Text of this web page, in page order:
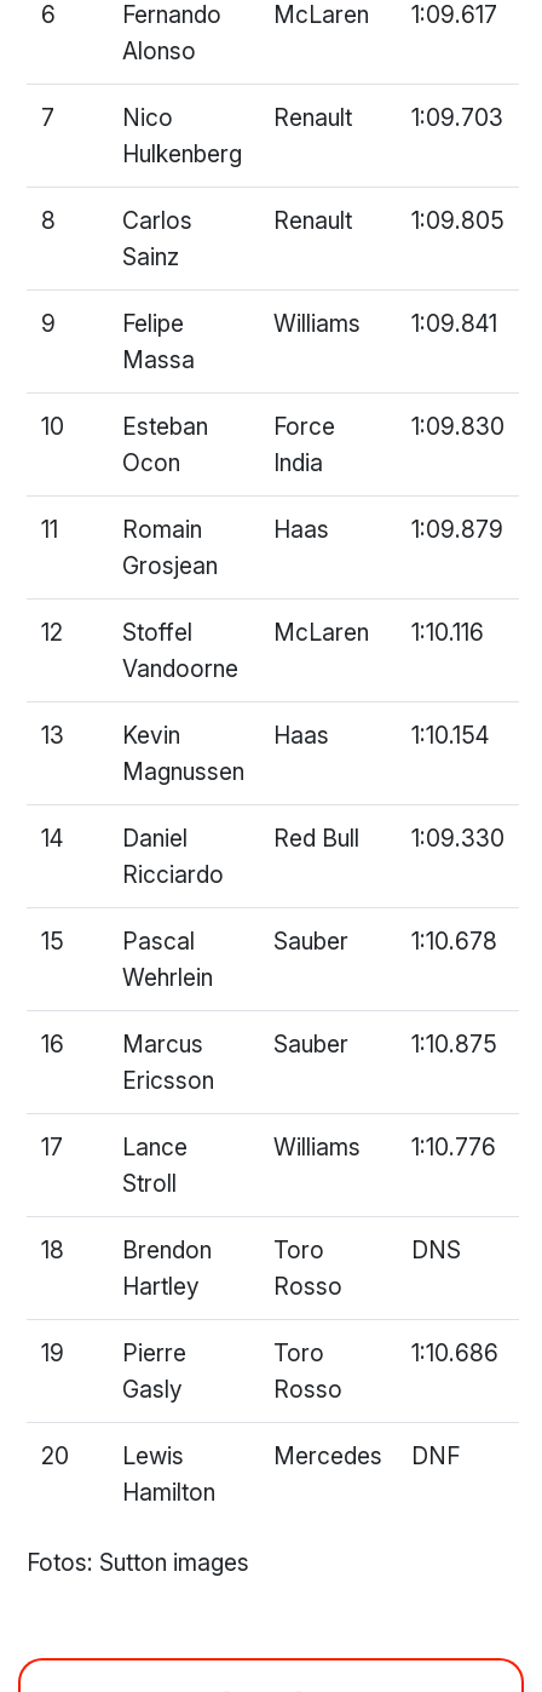
6
Fernando
Alonso
McLaren 1:09.617
7
Nico
Hulkenberg
Renault 1:09.703
8
Carlos
Sainz
Renault 1:09.805
9
Felipe
Massa
Williams 1:09.841
10
Esteban
Ocon
Force
India
1:09.830
11
Romain
Grosjean
Haas 1:09.879
12
Stoffel
Vandoorne
McLaren 1:10.116
13
Kevin
Magnussen
Haas 1:10.154
14
Daniel
Ricciardo
Red Bull 1:09.330
15
Pascal
Wehrlein
Sauber 1:10.678
16
Marcus
Ericsson
Sauber 1:10.875
17
Lance
Stroll
Williams 1:10.776
18
Brendon
Hartley
Toro
Rosso
DNS
19
Pierre
Gasly
Toro
Rosso
1:10.686
20
Lewis
Hamilton
Mercedes DNF
Fotos: Sutton images